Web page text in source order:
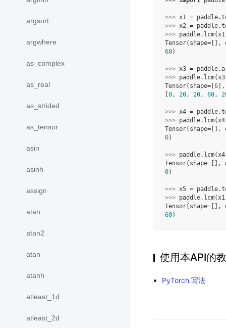
argsort
argwhere
as_complex
as_real
as_strided
as_tensor
asin
asinh
assign
atan
atan2
atan_
atanh
atleast_1d
atleast_2d
>>> x1 = paddle.
>>> x2 = paddle.
>>> paddle. lcm(x1
Tensor(shape=[],
60)
>>> x3 = paddle.
>>> paddle. lcm(x3
Tensor(shape=[ 6
0, 20, 20, 60,
>>> x4 = paddle.
>>> paddle. lcm(x4
Tensor(shape=[],
0)
>>> paddle. lcm(x4
Tensor(shape=[],
0)
>>> x5 = paddle.
>>> paddle. lcm(x1
Tensor(shape=[],
60)
使用本API的
PyTorch 写法